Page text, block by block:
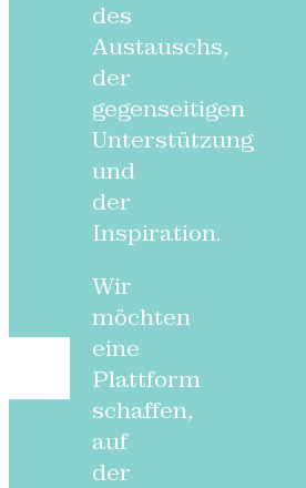
des
Austauschs,
der
gegenseitigen
Unterstützung
und
der
Inspiration.
Wir
möchten
eine
Plattform
schaffen,
auf
der